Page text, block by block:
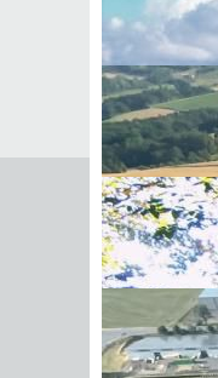
Startseite ›
Lebenslagen
Seite
Mit